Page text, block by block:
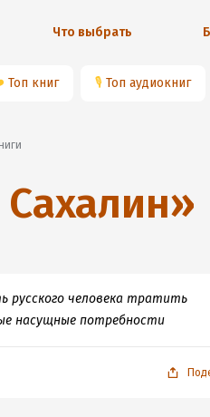
Что выбрать
Топ книг 🎙 Топ аудиокниг
»
русского человека тратить
насущные потребности